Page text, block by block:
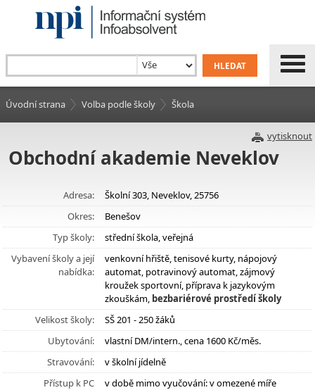
Úvodní strana Volba podle školy Škola
vytisknout
Obchodní akademie Neveklov
Adresa:
Školní 303, Neveklov, 25756
Okres:
Benešov
Typ školy:
střední škola, veřejná
Vybavení školy a její
nabídka:
venkovní hřiště, tenisové kurty, nápojový
automat, potravinový automat, zájmový
kroužek sportovní, příprava k jazykovým
zkouškám, bezbariérové prostředí školy
Velikost školy:
SŠ 201 - 250 žáků
Ubytování:
vlastní DM/intern., cena 1600 Kč/měs.
Stravování:
v školní jídelně
Přístup k PC
v době mimo vyučování: v omezené míře